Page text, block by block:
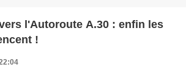
l'Autoroute A.30 : enfin les
!